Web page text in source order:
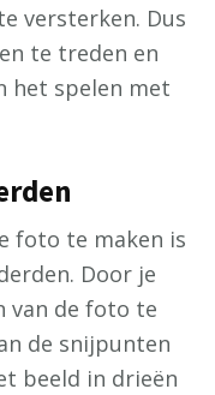
versterken. Dus
te treden en
het spelen met
foto te maken is
Door je
van de foto te
de snijpunten
beeld in drieën